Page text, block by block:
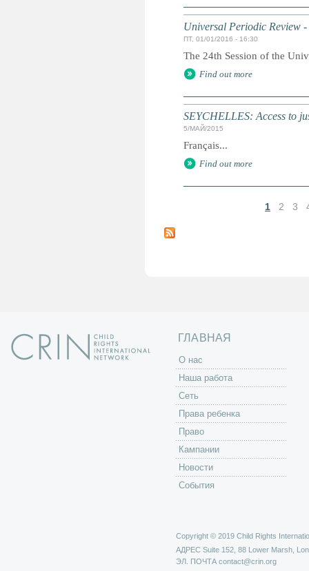
Universal Periodic Review -
ПТ, 01/01/2016 - 16:30
The 24th Session of the
Find out more
SEYCHELLES: Access to
5/МАЙ/2015
Français...
Find out more
т
1 2 3
ГЛАВНАЯ
O нас
Наша работа
Сеть
Права ребенка
Право
Кампании
Новости
События
Copyright © 2019 Child Rights
АДРЕС Suite 152, 88 Lower Marsh,
ЭЛ. ПОЧТА contact@crin.org